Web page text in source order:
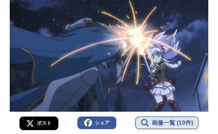
ポスト シェア 画像一覧 (10件)